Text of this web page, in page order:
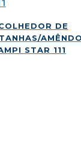
DE
STAR 111